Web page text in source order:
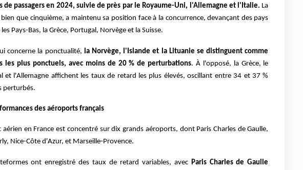
de passagers en 2024, suivie de près par le Royaume-Uni, l'Allemagne et l'Italie. La
bien que cinquième, a maintenu sa position face à la concurrence, devançant des pays
Pays-Bas, la Grèce, Portugal, Norvège et la Suisse.
concerne la ponctualité,
la Norvège, l'Islande et la Lituanie se distinguent comme
les plus ponctuels, avec moins de 20 % de perturbations. À l'opposé, la Grèce, le
et l'Allemagne affichent les taux de retard les plus élevés, oscillant entre 34 et 37 %
perturbés.
des aéroports français
aérien en France est concentré sur dix grands aéroports, dont Paris Charles de Gaulle,
Nice-Côte d'Azur, et Marseille-Provence.
ont enregistré des taux de retard variables, avec Paris Charles de Gaulle